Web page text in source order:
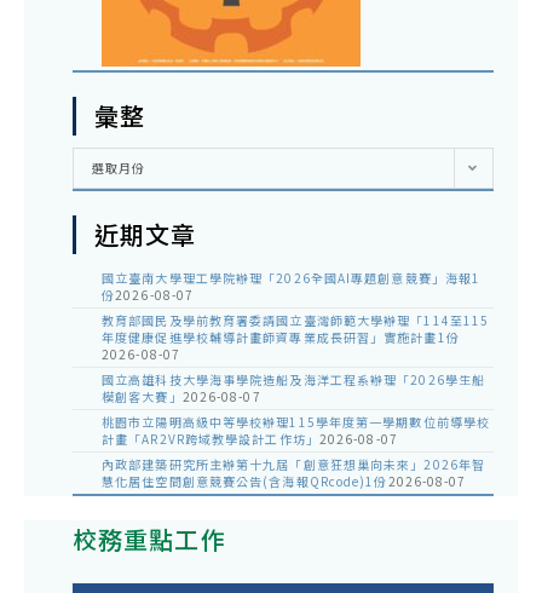
彙整
彙
選取月份
近期文章
國立臺南大學理工學院辦理「2026全國AI專題創意競賽」海報1
份2026-08-07
教育部國民及學前教育署委請國立臺灣師範大學辦理「114至115
年度健康促進學校輔導計畫師資專業成長研習」實施計畫1份
2026-08-07
國立高雄科技大學海事學院造船及海洋工程系辦理「2026學生船
模創客大賽」 2026-08-07
桃園市立陽明高級中等學校辦理115學年度第一學期數位前導學校
計畫「AR2VR跨域教學設計工作坊」 2026-08-07
內政部建築研究所主辦第十九屆「創意狂想巢向未來」2026年智
慧化居住空間創意競賽公告(含海報QRcode)1份2026-08-07
校務重點工作